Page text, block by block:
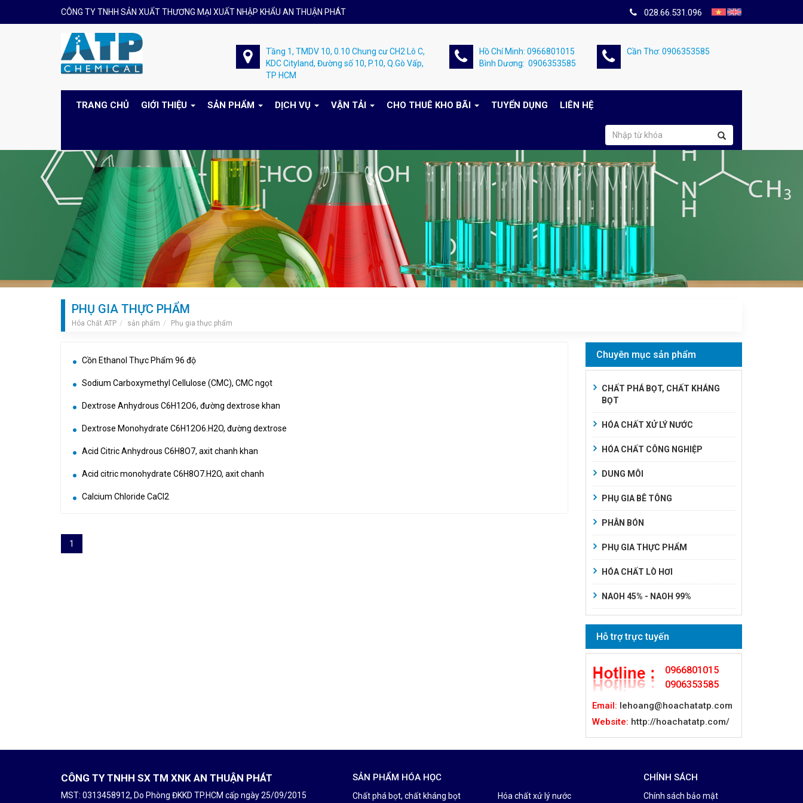
CÔNG TY TNHH SẢN XUẤT THƯƠNG MẠI XUẤT NHẬP KHẨU AN THUẬN PHÁT 028.66.531.096
Tầng 1, TMDV 10, 0.10 Chung cư CH2 Lô C,
KDC Cityland, Đường số 10, P.10, Q.Gò Vấp,
TP HCM
Hồ Chí Minh: 0966801015
Bình Dương: 0906353585
Cần Thơ: 0906353585
TRANG CHỦ GIỚI THIỆU SẢN PHẨM DỊCH VỤ VẬN TẢI CHO THUÊ KHO BÃI TUYỂN DỤNG LIÊN HỆ
PHỤ GIA THỰC PHẨM
Hóa Chất ATP sản phẩm Phụ gia thực phẩm
Cồn Ethanol Thực Phẩm 96 độ
Sodium Carboxymethyl Cellulose (CMC), CMC ngọt
Dextrose Anhydrous C6H12O6, đường dextrose khan
Dextrose Monohydrate C6H12O6.H2O, đường dextrose
Acid Citric Anhydrous C6H8O7, axit chanh khan
Acid citric monohydrate C6H8O7.H2O, axit chanh
Calcium Chloride CaCl2
1
Chuyên mục sản phẩm
CHẤT PHÁ BỌT, CHẤT KHÁNG
BỌT
HÓA CHẤT XỬ LÝ NƯỚC
HÓA CHẤT CÔNG NGHIỆP
DUNG MÔI
PHỤ GIA BÊ TÔNG
PHÂN BÓN
PHỤ GIA THỰC PHẨM
HÓA CHẤT LÒ HƠI
NAOH 45% - NAOH 99%
Hỗ trợ trực tuyến
0966801015
0906353585
Email: lehoang@hoachatatp.com
Website: http://hoachatatp.com/
CÔNG TY TNHH SX TM XNK AN THUẬN PHÁT
MST: 0313458912, Do Phòng ĐKKD TP.HCM cấp ngày 25/09/2015
SẢN PHẨM HÓA HỌC
Chất phá bọt, chất kháng bọt Hóa chất xử lý nước
CHÍNH SÁCH
Chính sách bảo mật